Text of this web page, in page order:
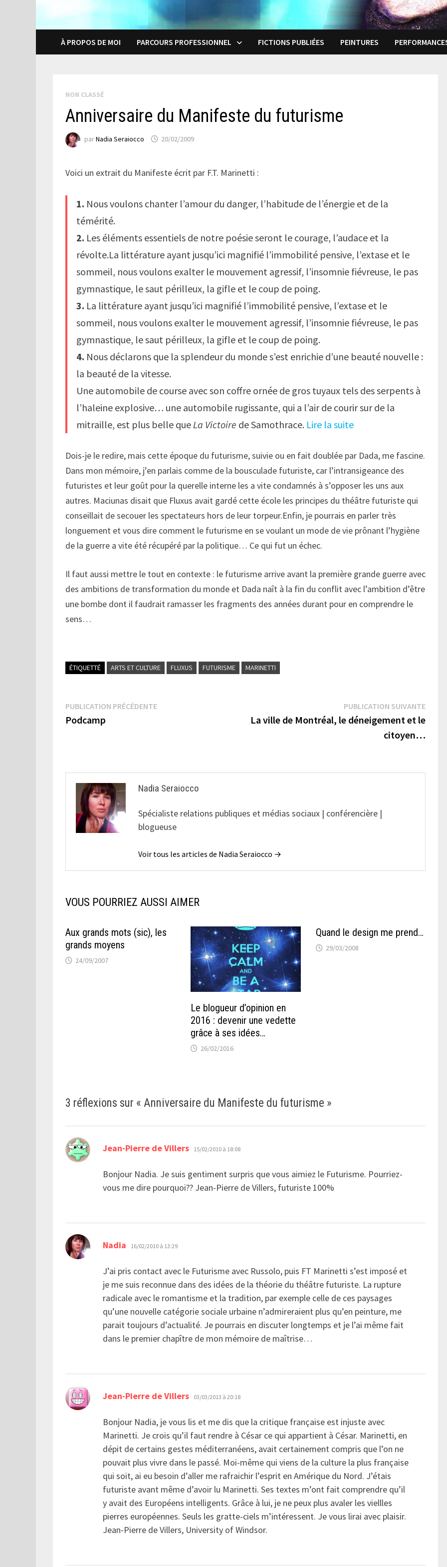
À PROPOS DE MOI PARCOURS PROFESSIONNEL FICTIONS PUBLIÉES PEINTURES
NON CLASSÉ
Anniversaire du Manifeste du futurisme
parNadia Seraiocco 20/02/2009
Voici un extrait du Manifeste écrit par F.T. Marinetti :
1. Nous voulons chanter l’amour du danger, l’habitude de l’énergie et de la
témérité.
2. Les éléments essentiels de notre poésie seront le courage, l’audace et la
révolte.La littérature ayant jusqu’ici magnifié l’immobilité pensive, l’extase et le
sommeil, nous voulons exalter le mouvement agressif, l’insomnie fiévreuse, le pas
gymnastique, le saut périlleux, la gifle et le coup de poing.
3. La littérature ayant jusqu’ici magnifié l’immobilité pensive, l’extase et le
sommeil, nous voulons exalter le mouvement agressif, l’insomnie fiévreuse, le pas
gymnastique, le saut périlleux, la gifle et le coup de poing.
4. Nous déclarons que la splendeur du monde s’est enrichie d’une beauté nouvelle :
la beauté de la vitesse.
Une automobile de course avec son coffre ornée de gros tuyaux tels des serpents à
l’haleine explosive… une automobile rugissante, qui a l’air de courir sur de la
mitraille, est plus belle que La Victoire de Samothrace. Lire la suite
Dois-je le redire, mais cette époque du futurisme, suivie ou en fait doublée par Dada, me fascine.
Dans mon mémoire, j’en parlais comme de la bousculade futuriste, car l’intransigeance des
futuristes et leur goût pour la querelle interne les a vite condamnés à s’opposer les uns aux
autres. Maciunas disait que Fluxus avait gardé cette école les principes du théâtre futuriste qui
conseillait de secouer les spectateurs hors de leur torpeur.Enfin, je pourrais en parler très
longuement et vous dire comment le futurisme en se voulant un mode de vie prônant l’hygiène
de la guerre a vite été récupéré par la politique… Ce qui fut un échec.
Il faut aussi mettre le tout en contexte : le futurisme arrive avant la première grande guerre avec
des ambitions de transformation du monde et Dada naît à la fin du conflit avec l’ambition d’être
une bombe dont il faudrait ramasser les fragments des années durant pour en comprendre le
sens…
ÉTIQUETTÉ ARTS ET CULTURE FLUXUS FUTURISME MARINETTI
Navigation
de
PUBLICATION PRÉCÉDENTEPublication
Podcamp
PUBLICATION SUIVANTE
La ville de Montréal, le déneigement et le
citoyen…
Nadia Seraiocco
Spécialiste relations publiques et médias sociaux | conférencière |
blogueuse
Voir tous les articles de Nadia Seraiocco →
VOUS POURRIEZ AUSSI AIMER
Aux grands mots (sic), les
grands moyens
24/09/2007
Le blogueur d’opinion en
2016 : devenir une vedette
grâce à ses idées…
26/02/2016
Quand le design me prend…
29/03/2008
3 réflexions sur «Anniversaire du Manifeste du futurisme »
Jean-Pierre de Villers dit :
15/02/2010 à 18:08
Bonjour Nadia. Je suis gentiment surpris que vous aimiez le Futurisme. Pourriez-
vous me dire pourquoi?? Jean-Pierre de Villers, futuriste 100%
Nadia dit :
16/02/2010 à 13:29
J’ai pris contact avec le Futurisme avec Russolo, puis FT Marinetti s’est imposé et
je me suis reconnue dans des idées de la théorie du théâtre futuriste. La rupture
radicale avec le romantisme et la tradition, par exemple celle de ces paysages
qu’une nouvelle catégorie sociale urbaine n’admireraient plus qu’en peinture, me
parait toujours d’actualité. Je pourrais en discuter longtemps et je l’ai même fait
dans le premier chapître de mon mémoire de maîtrise…
Jean-Pierre de Villers dit :
03/03/2013 à 20:18
Bonjour Nadia, je vous lis et me dis que la critique française est injuste avec
Marinetti. Je crois qu’il faut rendre à César ce qui appartient à César. Marinetti, en
dépit de certains gestes méditerranéens, avait certainement compris que l’on ne
pouvait plus vivre dans le passé. Moi-même qui viens de la culture la plus française
qui soit, ai eu besoin d’aller me rafraichir l’esprit en Amérique du Nord. J’étais
futuriste avant même d’avoir lu Marinetti. Ses textes m’ont fait comprendre qu’il
y avait des Européens intelligents. Grâce à lui, je ne peux plus avaler les viellles
pierres européennes. Seuls les gratte-ciels m’intéressent. Je vous lirai avec plaisir.
Jean-Pierre de Villers, University of Windsor.